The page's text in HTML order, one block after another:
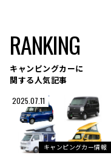
RANKING
キャンピングカーに
関する人気記事
2025.07.11
キャンピングカー情報